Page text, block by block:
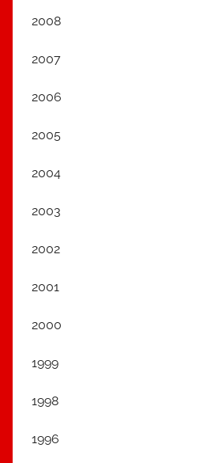
2008
2007
2006
2005
2004
2003
2002
2001
2000
1999
1998
1996